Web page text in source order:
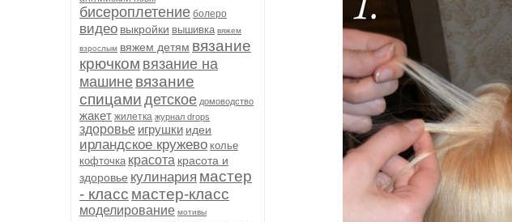
бисероплетение болеро
видео выкройки вышивка вяжем
взрослым вяжем детям вязание
крючком вязание на
машине вязание
спицами детское домоводство
жакет жилетка журнал drops
здоровье игрушки идеи
ирландское кружево колье
кофточка красота красота и
здоровье кулинария мастер
- класс мастер-класс
моделирование мотивы